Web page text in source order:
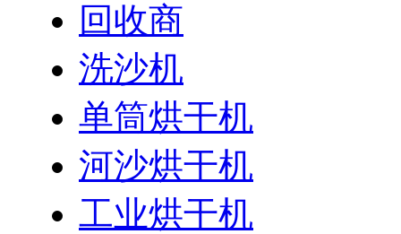
回收商
洗沙机
单筒烘干机
河沙烘干机
工业烘干机